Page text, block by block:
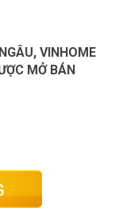
VINHOME
MỞ BÁN